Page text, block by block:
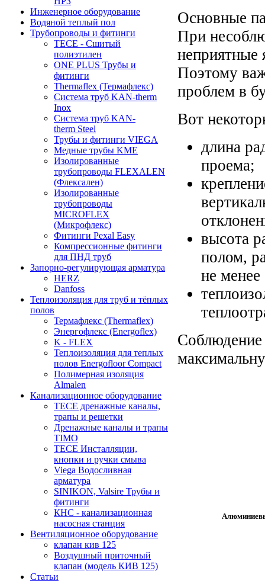
Инженерное оборудование
Водяной теплый пол
Трубопроводы и фитинги
ТЕСЕ - Сшитый
полиэтилен
ONE PLUS Трубы и
фитинги
Thermaflex (Термафлекс)
Система труб KAN-therm
Inox
Система труб KAN-
therm Steel
Трубы и фитинги VIEGA
Медные трубы KME
Изолированные
трубопроводы FLEXALEN
(Флексален)
Изолированные
трубопроводы
MICROFLEX
(Микрофлекс)
Фитинги Pexal Easy
Компрессионные фитинги
для ПНД труб
Запорно-регулирующая арматура
HERZ
Danfoss
Теплоизоляция для труб и тёплых
полов
Термафлекс (Thermaflex)
Энергофлекс (Energoflex)
K - FLEX
Теплоизоляция для теплых
полов Energofloor Compact
Полимерная изоляция
Almalen
Канализационное оборудование
TECE дренажные каналы,
трапы и решетки
Дренажные каналы и трапы
TIMO
TECE Инсталляции,
кнопки и ручки смыва
Viega Водосливная
арматура
SINIKON, Valsire Трубы и
фитинги
КНС - канализационная
насосная станция
Вентиляционное оборудование
клапан кив 125
Воздушный приточный
клапан (модель КИВ 125)
Статьи
Основные
При
неприятные
Поэтому
проблем в
Вот
длина
проема;
высота
полом,
не
Соблюдение